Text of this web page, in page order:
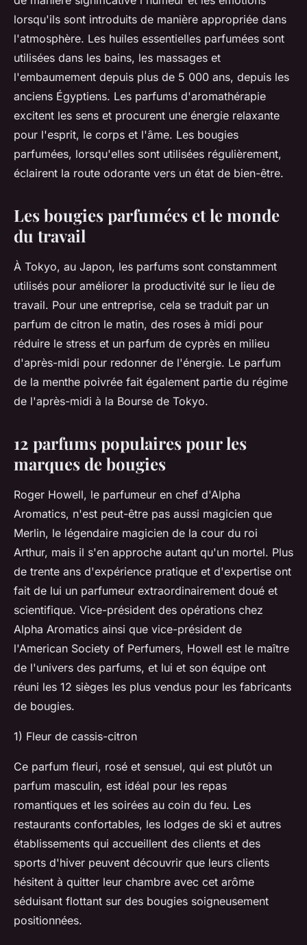
lorsqu'ils sont introduits de manière appropriée dans
l'atmosphère. Les huiles essentielles parfumées sont
utilisées dans les bains, les massages et
l'embaumement depuis plus de 5 000 ans, depuis les
anciens Égyptiens. Les parfums d'aromathérapie
excitent les sens et procurent une énergie relaxante
pour l'esprit, le corps et l'âme. Les bougies
parfumées, lorsqu'elles sont utilisées régulièrement,
éclairent la route odorante vers un état de bien-être.
Les bougies parfumées et le monde
du travail
À Tokyo, au Japon, les parfums sont constamment
utilisés pour améliorer la productivité sur le lieu de
travail. Pour une entreprise, cela se traduit par un
parfum de citron le matin, des roses à midi pour
réduire le stress et un parfum de cyprès en milieu
d'après-midi pour redonner de l'énergie. Le parfum
de la menthe poivrée fait également partie du régime
de l'après-midi à la Bourse de Tokyo.
12 parfums populaires pour les
marques de bougies
Roger Howell, le parfumeur en chef d'Alpha
Aromatics, n'est peut-être pas aussi magicien que
Merlin, le légendaire magicien de la cour du roi
Arthur, mais il s'en approche autant qu'un mortel. Plus
de trente ans d'expérience pratique et d'expertise ont
fait de lui un parfumeur extraordinairement doué et
scientifique. Vice-président des opérations chez
Alpha Aromatics ainsi que vice-président de
l'American Society of Perfumers, Howell est le maître
de l'univers des parfums, et lui et son équipe ont
réuni les 12 sièges les plus vendus pour les fabricants
de bougies.
1) Fleur de cassis-citron
Ce parfum fleuri, rosé et sensuel, qui est plutôt un
parfum masculin, est idéal pour les repas
romantiques et les soirées au coin du feu. Les
restaurants confortables, les lodges de ski et autres
établissements qui accueillent des clients et des
sports d'hiver peuvent découvrir que leurs clients
hésitent à quitter leur chambre avec cet arôme
séduisant flottant sur des bougies soigneusement
positionnées.